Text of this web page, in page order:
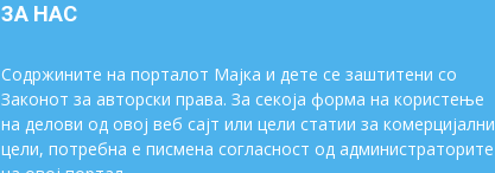
ЗА НАС
Содржините на порталот Мајка и дете се заштитени со
Законот за авторски права. За секоја форма на користење
на делови од овој веб сајт или цели статии за комерцијални
цели, потребна е писмена согласност од администраторите